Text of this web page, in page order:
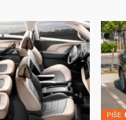
PIŠE: